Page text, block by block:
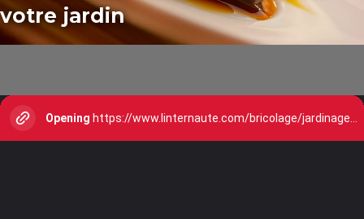
votre jardin
Opening https://www.linternaute.com/bricolage/jardinage/5721081-story-dechets-jardin/